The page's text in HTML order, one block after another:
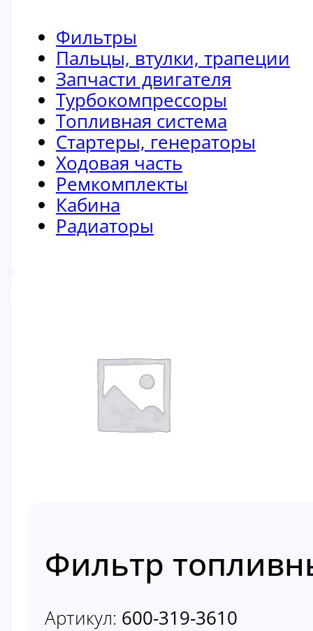
Фильтры
Пальцы, втулки, трапеции
Запчасти двигателя
Турбокомпрессоры
Топливная система
Стартеры, генераторы
Ходовая часть
Ремкомплекты
Кабина
Радиаторы
Фильтр
Артикул: 600-319-3610